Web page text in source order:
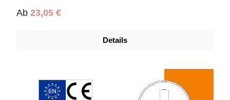
Regulärer Preis:
Ab 23,05 €
Details